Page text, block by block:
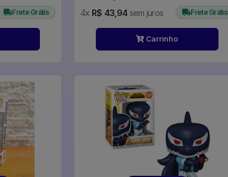
Frete Grátis 4x R$ 43,94 sem juros Frete Grátis
Carrinho